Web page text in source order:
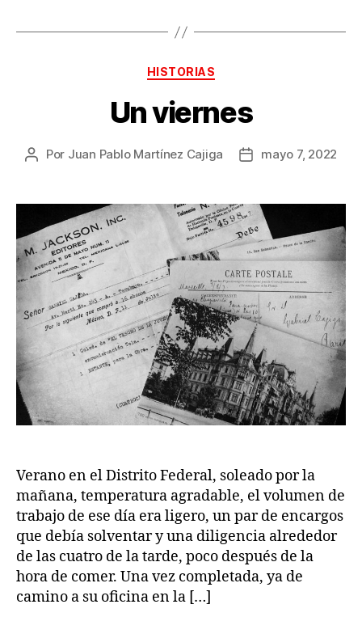
Categorías
HISTORIAS
Un viernes
Autor
publicación
Por Juan Pablo Martínez Cajiga
Fecha
publicación
mayo 7, 2022
Verano en el Distrito Federal, soleado por la
mañana, temperatura agradable, el volumen de
trabajo de ese día era ligero, un par de encargos
que debía solventar y una diligencia alrededor
de las cuatro de la tarde, poco después de la
hora de comer. Una vez completada, ya de
camino a su oficina en la […]